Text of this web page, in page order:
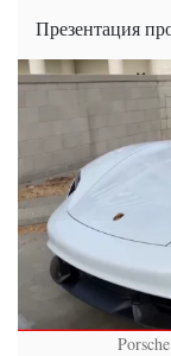
Презентация